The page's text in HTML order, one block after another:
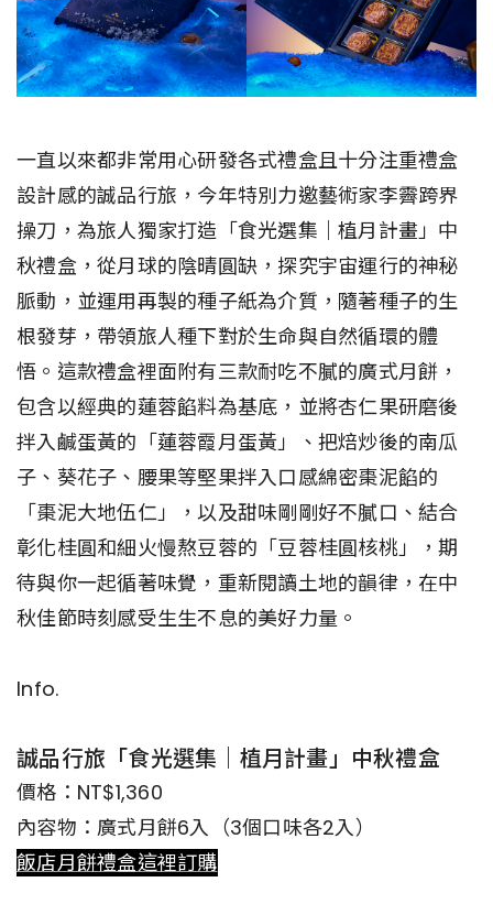
一直以來都非常用心研發各式禮盒且十分注重禮盒
設計感的誠品行旅，今年特別力邀藝術家李霽跨界
操刀，為旅人獨家打造「食光選集｜植月計畫」中
秋禮盒，從月球的陰晴圓缺，探究宇宙運行的神秘
脈動，並運用再製的種子紙為介質，隨著種子的生
根發芽，帶領旅人種下對於生命與自然循環的體
悟。這款禮盒裡面附有三款耐吃不膩的廣式月餅，
包含以經典的蓮蓉餡料為基底，並將杏仁果研磨後
拌入鹹蛋黃的「蓮蓉霞月蛋黃」、把焙炒後的南瓜
子、葵花子、腰果等堅果拌入口感綿密棗泥餡的
「棗泥大地伍仁」，以及甜味剛剛好不膩口、結合
彰化桂圓和細火慢熬豆蓉的「豆蓉桂圓核桃」，期
待與你一起循著味覺，重新閱讀土地的韻律，在中
秋佳節時刻感受生生不息的美好力量。
Info.
誠品行旅「食光選集｜植月計畫」中秋禮盒
價格：NT$1,360
內容物：廣式月餅6入（3個口味各2入）
飯店月餅禮盒這裡訂購